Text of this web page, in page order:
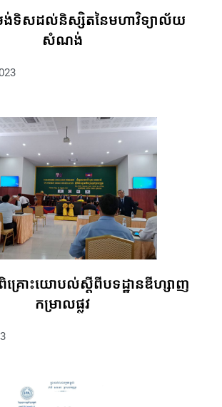
រង់ទិសដល់និស្សិតនៃមហាវិទ្យាល័យ
សំណង់
គ្រោះយោបល់ស្តីពីបទដ្ឋានឌីហ្សាញ
កម្រាលផ្លូវ